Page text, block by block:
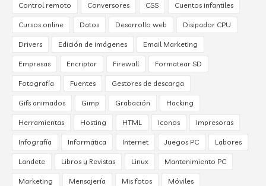
Control remoto Conversores CSS Cuentos infantiles
Cursos online Datos Desarrollo web Disipador CPU
Drivers Edición de imágenes Email Marketing
Empresas Encriptar Firewall Formatear SD
Fotografía Fuentes Gestores de descarga
Gifs animados Gimp Grabación Hacking
Herramientas Hosting HTML Iconos Impresoras
Infografía Informática Internet Juegos PC Labores
Landete Libros y Revistas Linux Mantenimiento PC
Marketing Mensajería Mis fotos Móviles